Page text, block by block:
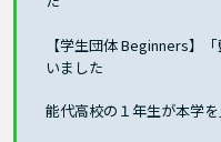
【学生団体 Beginners】
いました
能代高校の１年生が本学